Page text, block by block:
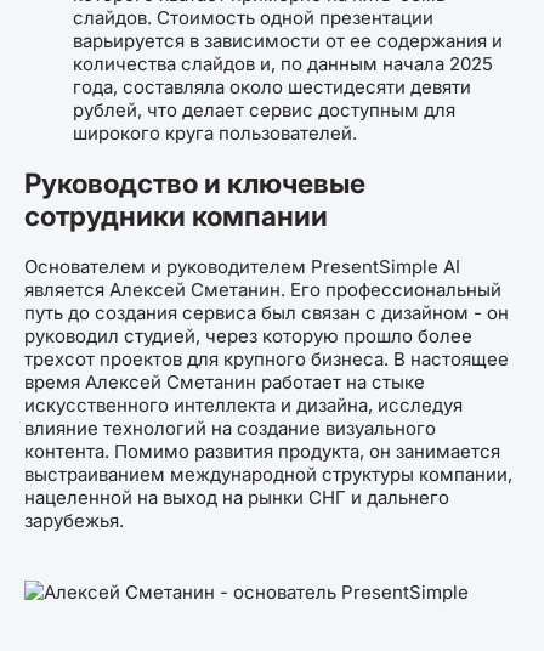
слайдов. Стоимость одной презентации
варьируется в зависимости от ее содержания и
количества слайдов и, по данным начала 2025
года, составляла около шестидесяти девяти
рублей, что делает сервис доступным для
широкого круга пользователей.
Руководство и ключевые
сотрудники компании
Основателем и руководителем PresentSimple AI
является Алексей Сметанин. Его профессиональный
путь до создания сервиса был связан с дизайном - он
руководил студией, через которую прошло более
трехсот проектов для крупного бизнеса. В настоящее
время Алексей Сметанин работает на стыке
искусственного интеллекта и дизайна, исследуя
влияние технологий на создание визуального
контента. Помимо развития продукта, он занимается
выстраиванием международной структуры компании,
нацеленной на выход на рынки СНГ и дальнего
зарубежья.